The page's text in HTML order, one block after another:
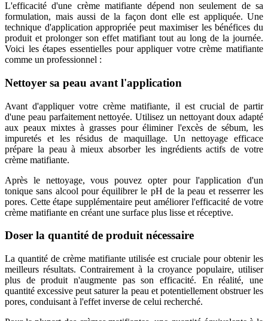
L'efficacité d'une crème matifiante dépend non seulement de sa
formulation, mais aussi de la façon dont elle est appliquée. Une
technique d'application appropriée peut maximiser les bénéfices du
produit et prolonger son effet matifiant tout au long de la journée.
Voici les étapes essentielles pour appliquer votre crème matifiante
comme un professionnel :
Nettoyer sa peau avant l'application
Avant d'appliquer votre crème matifiante, il est crucial de partir
d'une peau parfaitement nettoyée. Utilisez un nettoyant doux adapté
aux peaux mixtes à grasses pour éliminer l'excès de sébum, les
impuretés et les résidus de maquillage. Un nettoyage efficace
prépare la peau à mieux absorber les ingrédients actifs de votre
crème matifiante.
Après le nettoyage, vous pouvez opter pour l'application d'un
tonique sans alcool pour équilibrer le pH de la peau et resserrer les
pores. Cette étape supplémentaire peut améliorer l'efficacité de votre
crème matifiante en créant une surface plus lisse et réceptive.
Doser la quantité de produit nécessaire
La quantité de crème matifiante utilisée est cruciale pour obtenir les
meilleurs résultats. Contrairement à la croyance populaire, utiliser
plus de produit n'augmente pas son efficacité. En réalité, une
quantité excessive peut saturer la peau et potentiellement obstruer les
pores, conduisant à l'effet inverse de celui recherché.